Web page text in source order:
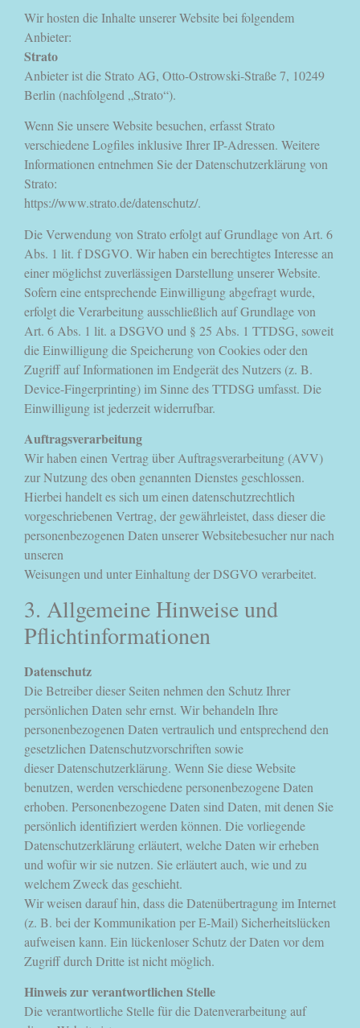
Wir hosten die Inhalte unserer Website bei folgendem
Anbieter:
Strato
Anbieter ist die Strato AG, Otto-Ostrowski-Straße 7, 10249
Berlin (nachfolgend „Strato“).
Wenn Sie unsere Website besuchen, erfasst Strato
verschiedene Logfiles inklusive Ihrer IP-Adressen. Weitere
Informationen entnehmen Sie der Datenschutzerklärung von
Strato:
https://www.strato.de/datenschutz/.
Die Verwendung von Strato erfolgt auf Grundlage von Art. 6
Abs. 1 lit. f DSGVO. Wir haben ein berechtigtes Interesse an
einer möglichst zuverlässigen Darstellung unserer Website.
Sofern eine entsprechende Einwilligung abgefragt wurde,
erfolgt die Verarbeitung ausschließlich auf Grundlage von
Art. 6 Abs. 1 lit. a DSGVO und § 25 Abs. 1 TTDSG, soweit
die Einwilligung die Speicherung von Cookies oder den
Zugriff auf Informationen im Endgerät des Nutzers (z. B.
Device-Fingerprinting) im Sinne des TTDSG umfasst. Die
Einwilligung ist jederzeit widerrufbar.
Auftragsverarbeitung
Wir haben einen Vertrag über Auftragsverarbeitung (AVV)
zur Nutzung des oben genannten Dienstes geschlossen.
Hierbei handelt es sich um einen datenschutzrechtlich
vorgeschriebenen Vertrag, der gewährleistet, dass dieser die
personenbezogenen Daten unserer Websitebesucher nur nach
unseren
Weisungen und unter Einhaltung der DSGVO verarbeitet.
3. Allgemeine Hinweise und
Pflichtinformationen
Datenschutz
Die Betreiber dieser Seiten nehmen den Schutz Ihrer
persönlichen Daten sehr ernst. Wir behandeln Ihre
personenbezogenen Daten vertraulich und entsprechend den
gesetzlichen Datenschutzvorschriften sowie
dieser Datenschutzerklärung. Wenn Sie diese Website
benutzen, werden verschiedene personenbezogene Daten
erhoben. Personenbezogene Daten sind Daten, mit denen Sie
persönlich identifiziert werden können. Die vorliegende
Datenschutzerklärung erläutert, welche Daten wir erheben
und wofür wir sie nutzen. Sie erläutert auch, wie und zu
welchem Zweck das geschieht.
Wir weisen darauf hin, dass die Datenübertragung im Internet
(z. B. bei der Kommunikation per E-Mail) Sicherheitslücken
aufweisen kann. Ein lückenloser Schutz der Daten vor dem
Zugriff durch Dritte ist nicht möglich.
Hinweis zur verantwortlichen Stelle
Die verantwortliche Stelle für die Datenverarbeitung auf